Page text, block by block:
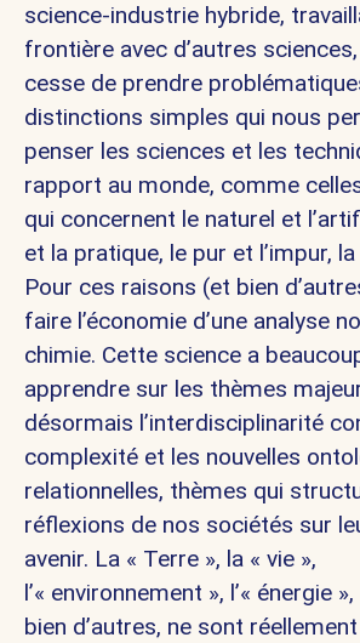
science-industrie hybride,
frontière avec d’autres sciences,
cesse de prendre
distinctions simples qui nous
penser les sciences et les
rapport au monde, comme
qui concernent le naturel et
et la pratique, le pur et l’impur,
Pour ces raisons (et bien
faire l’économie d’une analyse
chimie. Cette science a
apprendre sur les thèmes
désormais l’interdisciplinarité
complexité et les nouvelles
relationnelles, thèmes qui
réflexions de nos sociétés sur
avenir. La « Terre », la « vie »,
l’« environnement », l’« énergie
bien d’autres, ne sont